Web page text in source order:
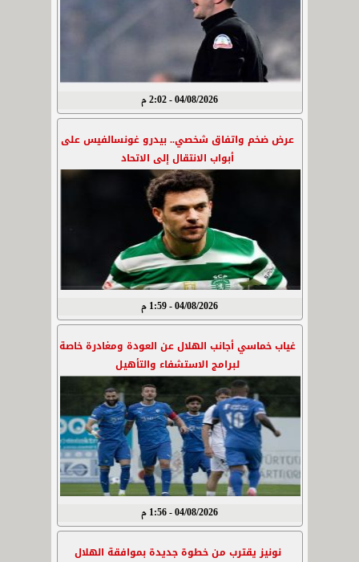
04/08/2026 - 2:02 م
عرض ضخم واتفاق شخصي.. بيدرو غونسالفيس على
أبواب الانتقال إلى الاتحاد
04/08/2026 - 1:59 م
غياب خماسي أجانب الهلال عن العودة ومغادرة خاصة
لبرامج الاستشفاء والتأهيل
04/08/2026 - 1:56 م
نونيز يقترب من خطوة جديدة بموافقة الهلال